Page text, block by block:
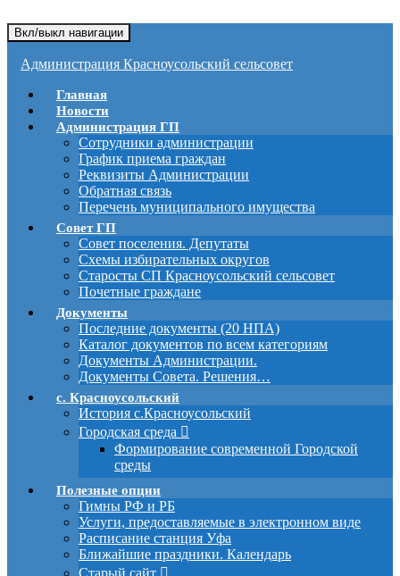
Вкл/выкл навигации
Администрация Красноусольский сельсовет
Главная
Новости
Администрация ГП
Сотрудники администрации
График приема граждан
Реквизиты Администрации
Обратная связь
Перечень муниципального имущества
Совет ГП
Совет поселения. Депутаты
Схемы избирательных округов
Старосты СП Красноусольский сельсовет
Почетные граждане
Документы
Последние документы (20 НПА)
Каталог документов по всем категориям
Документы Администрации.
Документы Совета. Решения…
с. Красноусольский
История с.Красноусольский
Городская среда
Формирование современной Городской
среды
Полезные опции
Гимны РФ и РБ
Услуги, предоставляемые в электронном виде
Расписание станция Уфа
Ближайшие праздники. Календарь
Старый сайт